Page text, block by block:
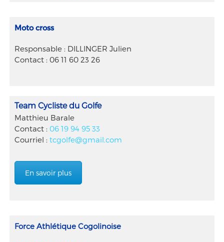
Moto cross
Responsable : DILLINGER Julien
Contact : 06 11 60 23 26
Team Cycliste du Golfe
Matthieu Barale
Contact : 06 19 94 95 33
Courriel : tcgolfe@gmail.com
En savoir plus
Force Athlétique Cogolinoise